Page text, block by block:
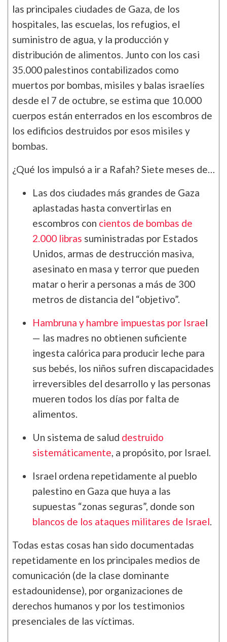
las principales ciudades de Gaza, de los
hospitales, las escuelas, los refugios, el
suministro de agua, y la producción y
distribución de alimentos. Junto con los casi
35.000 palestinos contabilizados como
muertos por bombas, misiles y balas israelíes
desde el 7 de octubre, se estima que 10.000
cuerpos están enterrados en los escombros de
los edificios destruidos por esos misiles y
bombas.
¿Qué los impulsó a ir a Rafah? Siete meses de…
Las dos ciudades más grandes de Gaza
aplastadas hasta convertirlas en
escombros con cientos de bombas de
2.000 libras suministradas por Estados
Unidos, armas de destrucción masiva,
asesinato en masa y terror que pueden
matar o herir a personas a más de 300
metros de distancia del “objetivo”.
Hambruna y hambre impuestas por Israel
— las madres no obtienen suficiente
ingesta calórica para producir leche para
sus bebés, los niños sufren discapacidades
irreversibles del desarrollo y las personas
mueren todos los días por falta de
alimentos.
Un sistema de salud destruido
sistemáticamente, a propósito, por Israel.
Israel ordena repetidamente al pueblo
palestino en Gaza que huya a las
supuestas “zonas seguras”, donde son
blancos de los ataques militares de Israel.
Todas estas cosas han sido documentadas
repetidamente en los principales medios de
comunicación (de la clase dominante
estadounidense), por organizaciones de
derechos humanos y por los testimonios
presenciales de las víctimas.